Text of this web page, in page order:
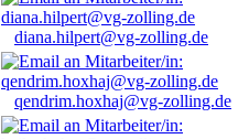
diana.hilpert@vg-zolling.de
qendrim.hoxhaj@vg-zolling.de